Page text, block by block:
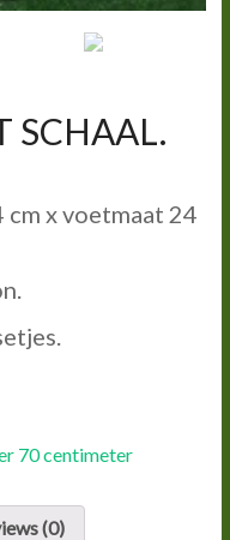
SCHAAL.
cm x voetmaat 24
70 centimeter
(0)